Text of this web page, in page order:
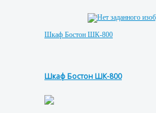
Шкаф Бостон ШК-800
Шкаф Бостон ШК-800